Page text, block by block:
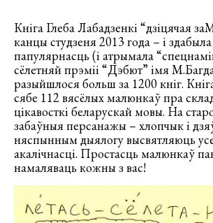
Кніга Глеба Лабадзенкі “дзіцячая
канцы студзеня 2013 года – і
папулярнасць (і атрымала
сёлетняй прэміі “Дэбют” імя
разыйшлося больш за 1200 кніг.
сябе 112 вясёлых малюнкаў пра
цікавосткі беларускай мовы. На
забаўныя персанажы – хлопчык і
няспынным дыялогу высвятляюць
акалічнасці. Простасць малюнкаў
намаляваць кожны з вас!